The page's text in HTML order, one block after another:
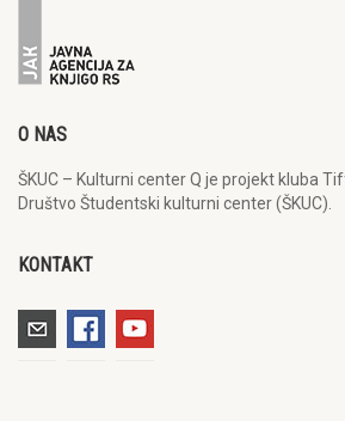
O NAS
ŠKUC – Kulturni center Q je projekt kluba
Društvo Študentski kulturni center (ŠKUC).
KONTAKT